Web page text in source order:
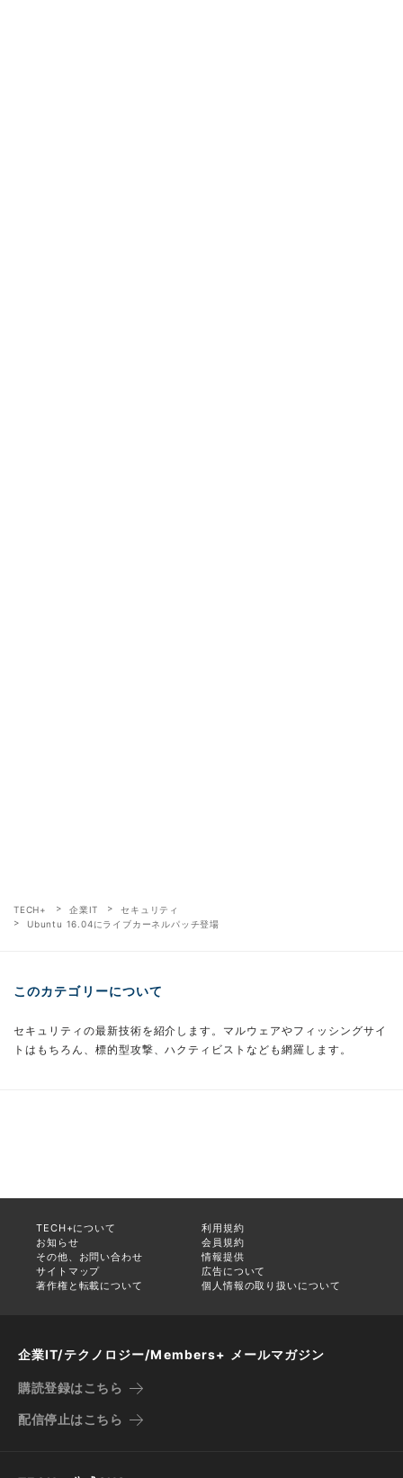
TECH+ 企業IT
セキュリティ
Ubuntu 16.04にライブカーネルパッチ登場
このカテゴリーについて
セキュリティの最新技術を紹介します。マルウェアやフィッシングサイ
トはもちろん、標的型攻撃、ハクティビストなども網羅します。
TECH+について
利用規約
お知らせ
会員規約
その他、お問い合わせ
情報提供
サイトマップ
広告について
著作権と転載について
個人情報の取り扱いについて
企業IT/テクノロジー/Members+ メールマガジン
購読登録はこちら
配信停止はこちら